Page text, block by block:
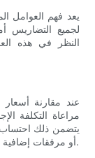
يعد فهم العوامل
لجميع التضاريس
النظر في هذه
عند مقارنة
مراعاة التكلفة
يتضمن ذلك احتساب
أو مرفقات إضافية قد تكون مطلوبة لتلبية احتياجات مشروعك المحددة.